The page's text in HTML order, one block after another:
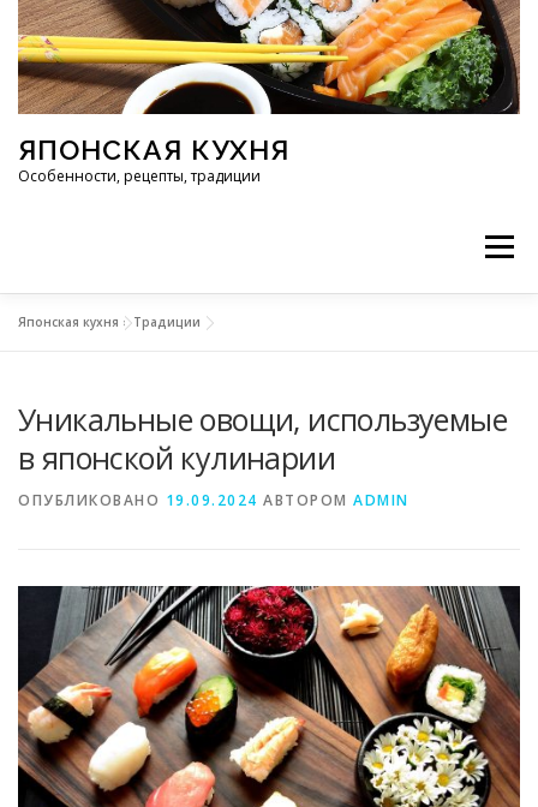
Перейти к содержимому
ЯПОНСКАЯ КУХНЯ
Особенности, рецепты, традиции
Меню
РЕЦЕПТЫ ТРАДИЦИИ СТАТЬИ
Японская кухня »Традиции
Уникальные овощи, используемые
в японской кулинарии
ОПУБЛИКОВАНО 19.09.2024 АВТОРОМ ADMIN